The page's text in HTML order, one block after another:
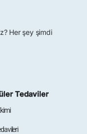
Her şey şimdi
Tedaviler